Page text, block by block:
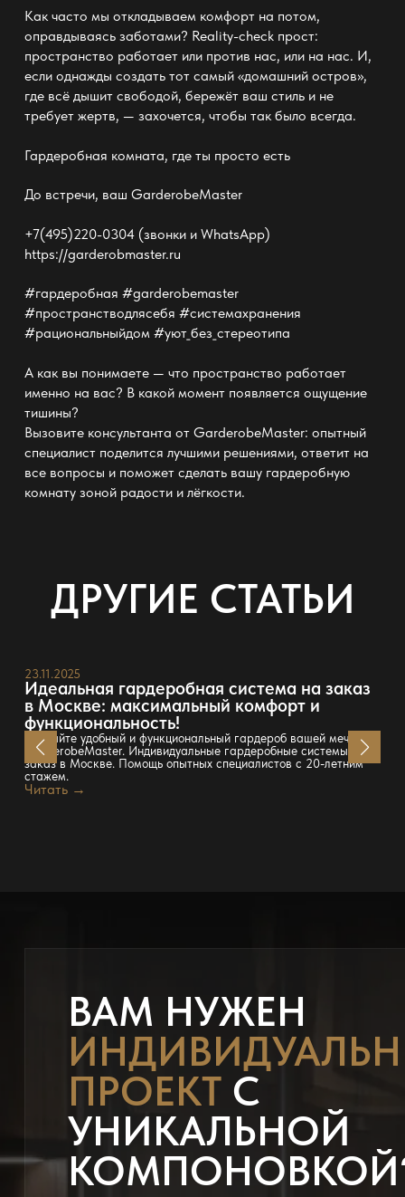
Как часто мы откладываем комфортна потом,
оправдываясь заботами? Reality-check прост:
пространство работает или против нас, или на нас. И,
если однажды создать тот самый «домашний остров»,
где всё дышит свободой, бережёт ваш стиль и не
требует жертв, — захочется, чтобы так было всегда.
Гардеробная комната, где ты просто есть
До встречи, ваш GarderobeMaster
+7(495)220-0304 (звонки и WhatsApp)
https://garderobmaster.ru
#гардеробная #garderobemaster
#пространстводлясебя #системахранения
#рациональныйдом #уют_без_стереотипа
А как вы понимаете — что пространство работает
именно на вас? В какой момент появляется ощущение
тишины?
Вызовите консультанта от GarderobeMaster: опытный
специалистподелится лучшими решениями, ответит на
все вопросы и поможет сделать вашу гардеробную
комнату зоной радости и лёгкости.
ДРУГИЕ СТАТЬИ
23.11.2025
Идеальная гардеробная система на заказ
в Москве: максимальный комфорт и
функциональность!
Создайте удобный и функциональный гардероб вашей мечты с
GarderobeMaster. Индивидуальные гардеробные системы на
заказ в Москве. Помощь опытных специалистов с 20-летним
стажем.
Читать →
ВАМ НУЖЕН
ПРОЕКТС
УНИКАЛЬНОЙ